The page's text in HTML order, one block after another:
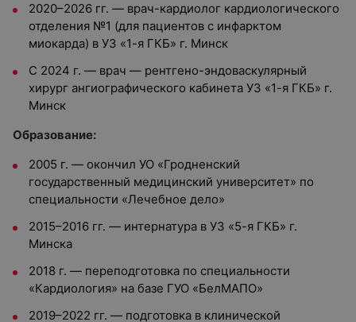
2020–2026 гг. — врач-кардиолог кардиологического
отделения №1 (для пациентов с инфарктом
миокарда) в УЗ «1-я ГКБ» г. Минск
С 2024 г. — врач — рентгено-эндоваскулярный
хирург ангиографического кабинета УЗ «1-я ГКБ» г.
Минск
Образование:
2005 г. — окончил УО «Гродненский
государственный медицинский университет» по
специальности «Лечебное дело»
2015–2016 гг. — интернатура в УЗ «5-я ГКБ» г.
Минска
2018 г. — переподготовка по специальности
«Кардиология» на базе ГУО «БелМАПО»
2019–2022 гг. — подготовка в клинической